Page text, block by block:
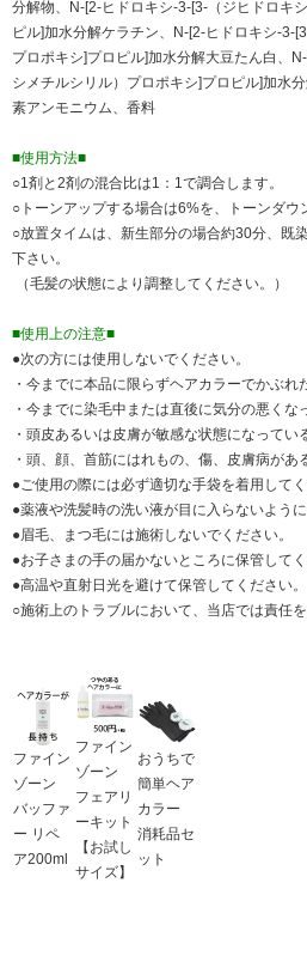
分解物、N-[2-ヒドロキシ-3-[3-（ジヒドロキ
ピル]加水分解ケラチン、N-[2-ヒドロキシ-3-
プロポキシ]プロピル]加水分解大豆たん白、
シメチルシリル）プロポキシ]プロピル]加水
素アンモニウム、香料
■使用方法■
○1剤と2剤の混合比は1：1で調合します。
○トーンアップする場合は6%を、トーンダウ
○放置タイムは、新生部分の場合約30分、既
下さい。
（毛髪の状態により調整してください。）
■使用上の注意■
●次の方には使用しないでください。
・今までに本品に限らずヘアカラーでかぶれ
・今までに染毛中または直後に気分の悪くな
・頭皮あるいは皮膚が敏感な状態になってい
・頭、顔、首筋にはれもの、傷、皮膚病があ
●ご使用の際には必ず適切な手袋を着用してく
●薬液や洗髪時の洗い液が目に入らないように
●眉毛、まつ毛には施術しないでください。
●お子さまの手の届かないところに保管してく
●高温や直射日光を避けて保管してください。
○施術上のトラブルにおいて、当店では責任を
ファイン
ゾーン
バッファ
ー リペ
ア200ml
ファイン
ゾーン
フェアリ
ーキット
【お試し
サイズ】
おうちで
簡単ヘア
カラー
消耗品セ
ット